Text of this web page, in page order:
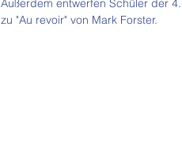
Außerdem entwerfen Schüler der
zu "Au revoir" von Mark Forster.